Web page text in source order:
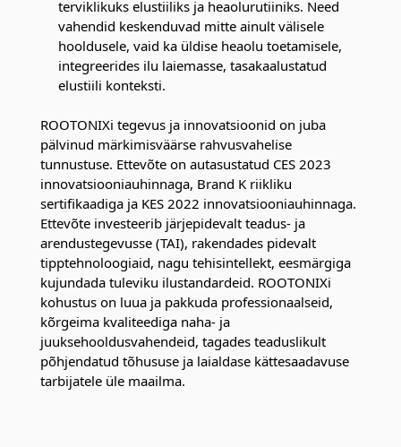
terviklikuks elustiiliks ja heaolurutiiniks. Need
vahendid keskenduvad mitte ainult välisele
hooldusele, vaid ka üldise heaolu toetamisele,
integreerides ilu laiemasse, tasakaalustatud
elustiili konteksti.
ROOTONIXi tegevus ja innovatsioonid on juba
pälvinud märkimisväärse rahvusvahelise
tunnustuse. Ettevõte on autasustatud CES 2023
innovatsiooniauhinnaga, Brand K riikliku
sertifikaadiga ja KES 2022 innovatsiooniauhinnaga.
Ettevõte investeerib järjepidevalt teadus- ja
arendustegevusse (TAI), rakendades pidevalt
tipptehnoloogiaid, nagu tehisintellekt, eesmärgiga
kujundada tuleviku ilustandardeid. ROOTONIXi
kohustus on luua ja pakkuda professionaalseid,
kõrgeima kvaliteediga naha- ja
juuksehooldusvahendeid, tagades teaduslikult
põhjendatud tõhususe ja laialdase kättesaadavuse
tarbijatele üle maailma.